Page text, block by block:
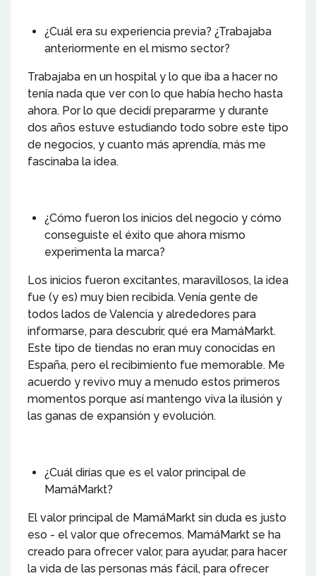
¿Cuál era su experiencia previa? ¿Trabajaba
anteriormente en el mismo sector?
Trabajaba en un hospital y lo que iba a hacer no
tenía nada que ver con lo que había hecho hasta
ahora. Por lo que decidí prepararme y durante
dos años estuve estudiando todo sobre este tipo
de negocios, y cuanto más aprendía, más me
fascinaba la idea.
¿Cómo fueron los inicios del negocio y cómo
conseguiste el éxito que ahora mismo
experimenta la marca?
Los inicios fueron excitantes, maravillosos, la idea
fue (y es) muy bien recibida. Venía gente de
todos lados de Valencia y alrededores para
informarse, para descubrir, qué era MamáMarkt.
Este tipo de tiendas no eran muy conocidas en
España, pero el recibimiento fue memorable. Me
acuerdo y revivo muy a menudo estos primeros
momentos porque así mantengo viva la ilusión y
las ganas de expansión y evolución.
¿Cuál dirías que es el valor principal de
MamáMarkt?
El valor principal de MamáMarkt sin duda es justo
eso - el valor que ofrecemos. MamáMarkt se ha
creado para ofrecer valor, para ayudar, para hacer
la vida de las personas más fácil, para ofrecer